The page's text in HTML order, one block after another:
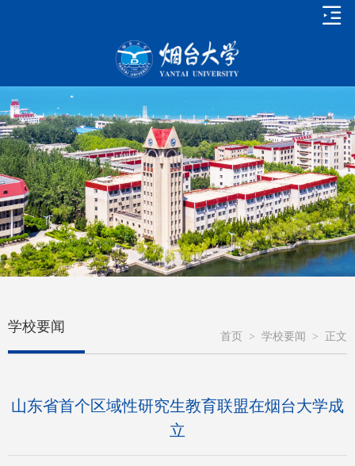
学校要闻
首页 > 学校要闻 > 正文
山东省首个区域性研究生教育联盟在烟台大学成
立